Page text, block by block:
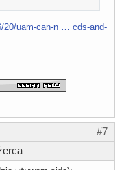
20/uam-can-n … cds-and-
#7